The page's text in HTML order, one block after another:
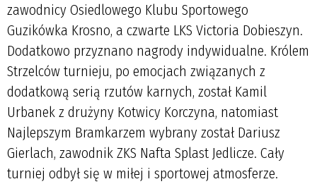
zawodnicy Osiedlowego Klubu Sportowego
Guzikówka Krosno, a czwarte LKS Victoria Dobieszyn.
Dodatkowo przyznano nagrody indywidualne. Królem
Strzelców turnieju, po emocjach związanych z
dodatkową serią rzutów karnych, został Kamil
Urbanek z drużyny Kotwicy Korczyna, natomiast
Najlepszym Bramkarzem wybrany został Dariusz
Gierlach, zawodnik ZKS Nafta Splast Jedlicze. Cały
turniej odbył się w miłej i sportowej atmosferze.